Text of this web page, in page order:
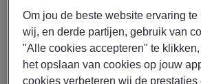
met diverse technieken
Werken met stofzuigers,
vacuümwagens en combiwagens
Uitvoeren van zowel binnen- als
Om jou de beste website ervaring
wij, en derde partijen, gebruik van
"Alle cookies accepteren" te
het opslaan van cookies op jouw
cookies verbeteren wij de prestaties